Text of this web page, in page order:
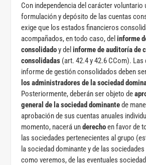
Con independencia del carácter voluntario
formulación y depósito de las cuentas
exige que los estados financieros
acompañados, en todo caso, delinforme
consolidadoy delinforme de auditoría de
consolidadas (art. 42.4 y 42.6 CCom). Las
informe de gestión consolidados deben
losadministradores de la sociedad
Posteriormente, deberán ser objeto de
general de la sociedad dominantede
aprobación de sus cuentas anuales
momento, nacerá underechoen favor de
las sociedades pertenecientes al grupo
la sociedad dominante y de las
como veremos, de las eventuales